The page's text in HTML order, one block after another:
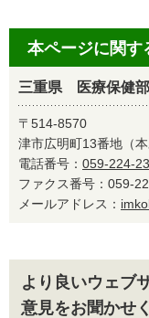
本ページに関す
三重県 医療保健
〒514-8570
津市広明町13番地（本
電話番号： 059-224-
ファクス番号：059-
メールアドレス：
より良いウェブ
意見をお聞かせ